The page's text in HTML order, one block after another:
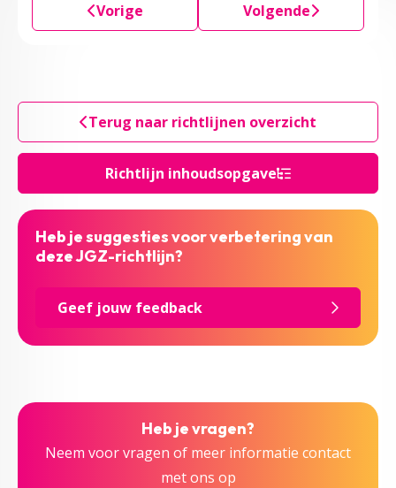
Richtlijn inhoudsopgave
Vorige Volgende
Terug naar richtlijnen overzicht
Heb je suggesties voor verbetering van
deze JGZ-richtlijn?
Geef jouw feedback
Heb je vragen?
Neem voor vragen of meer informatie contact
met ons op